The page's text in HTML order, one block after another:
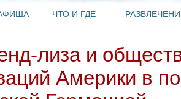
ЧТО И ГДЕ
лиза и
Америки в